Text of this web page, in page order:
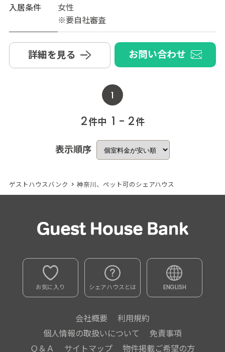
入居条件
女性
※要自社審査
詳細を見る お問い合わせ
1
2件中 1 - 2件
表示順序
ゲストハウスバンク > 神奈川、ペット可のシェアハウス
お気に入り シェアハウスとは ENGLISH
会社概要
利用規約
個人情報の取扱いについて
免責事項
Ｑ＆Ａ
サイトマップ 物件掲載ご希望の方